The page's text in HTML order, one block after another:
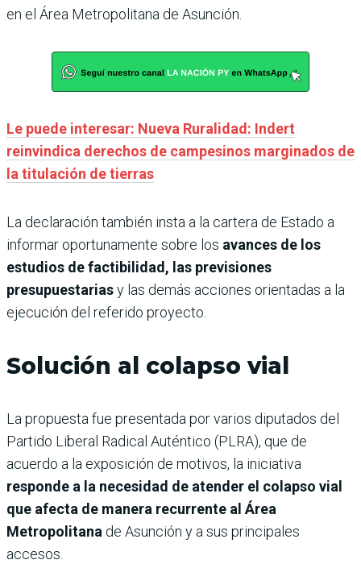
en el Área Metropolitana de Asunción.
Le puede interesar: Nueva Ruralidad: Indert
reinvindica derechos de campesinos marginados de
la titulación de tierras
La declaración también insta a la cartera de Estado a
informar oportunamente sobre los avances de los
estudios de factibilidad, las previsiones
presupuestariasy las demás acciones orientadas a la
ejecución del referido proyecto.
Solución al colapso vial
La propuesta fue presentada por varios diputados del
Partido Liberal Radical Auténtico (PLRA), que de
acuerdo a la exposición de motivos, la iniciativa
responde a la necesidad de atender el colapso vial
que afecta de manera recurrente al Área
Metropolitana de Asunción y a sus principales
accesos.